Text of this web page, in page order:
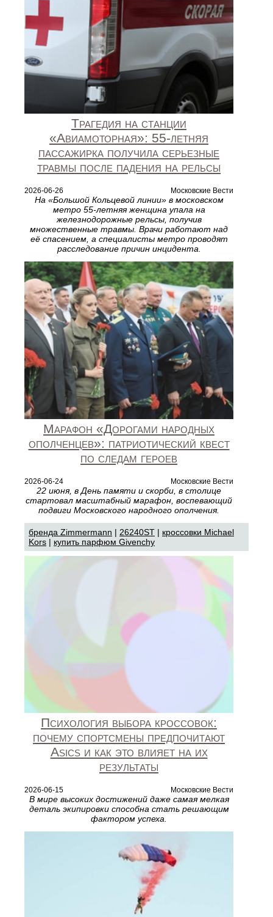
Трагедия на станции
«Авиамоторная»: 55‑летняя
пассажирка получила серьезные
травмы после падения на рельсы
2026-06-26 Московские Вести
На «Большой Кольцевой линии» в московском
метро 55‑летняя женщина упала на
железнодорожные рельсы, получив
множественные травмы. Врачи работают над
её спасением, а специалисты метро проводят
расследование причин инцидента.
Марафон «Дорогами народных
ополченцев»: патриотический квест
по следам героев
2026-06-24 Московские Вести
22 июня, в День памяти и скорби, в столице
стартовал масштабный марафон, воспевающий
подвиги Московского народного ополчения.
бренда Zimmermann | 26240ST | кроссовки Michael
Kors | купить парфюм Givenchy
Психология выбора кроссовок:
почему спортсмены предпочитают
Asics и как это влияет на их
результаты
2026-06-15 Московские Вести
В мире высоких достижений даже самая мелкая
деталь экипировки способна стать решающим
фактором успеха.